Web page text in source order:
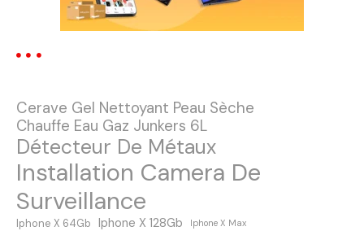
o
d
e
s
m
Cerave Gel Nettoyant Peau Sèche
Chauffe Eau Gaz Junkers 6L
Détecteur De Métaux
Installation Camera De
Surveillance
Iphone X 64Gb Iphone X 128Gb Iphone X Max